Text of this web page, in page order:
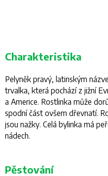
Charakteristika
Pelyněk pravý, latinským
trvalka, která pochází z jižní
a Americe. Rostlinka může
spodní část ovšem dřevnatí.
jsou nažky. Celá bylinka má
nádech.
Pěstování